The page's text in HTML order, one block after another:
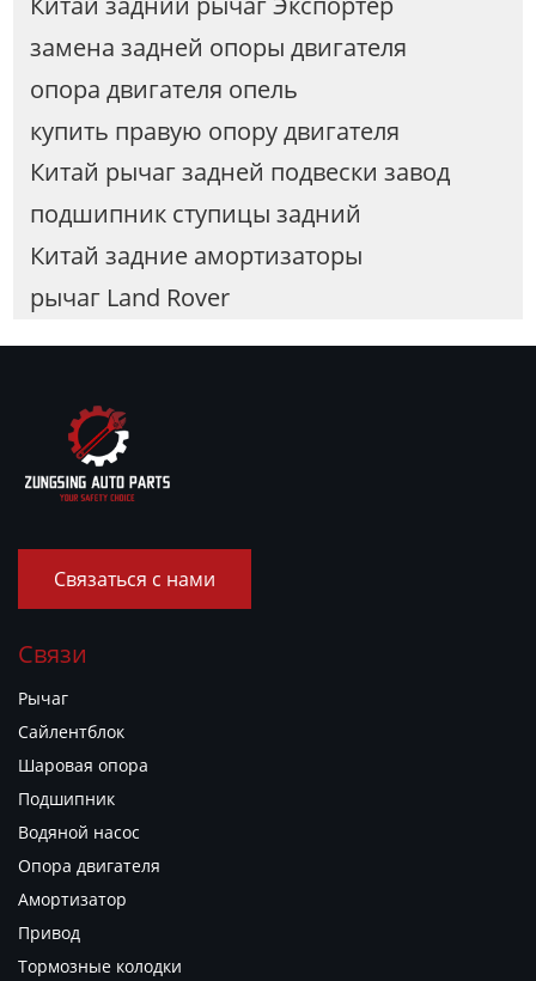
замена задней опоры двигателя
опора двигателя опель
купить правую опору двигателя
Китай рычаг задней подвески завод
подшипник ступицы задний
Китай задние амортизаторы
рычаг Land Rover
Связаться с нами
Связи
Рычаг
Сайлентблок
Шаровая опора
Подшипник
Водяной насос
Опора двигателя
Амортизатор
Привод
Тормозные колодки